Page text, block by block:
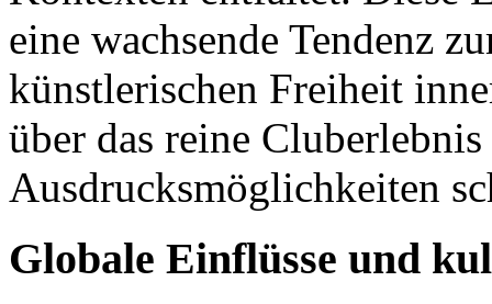
eine wachsende Tendenz
künstlerischen Freiheit
über das reine
Ausdrucksmöglichkeiten
Globale Einflüsse und